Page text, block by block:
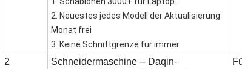
2. Neuestes jedes Modell der Aktualisierung
Monat frei
3. Keine Schnittgrenze für immer
2
Schneidermaschine -- Daqin-